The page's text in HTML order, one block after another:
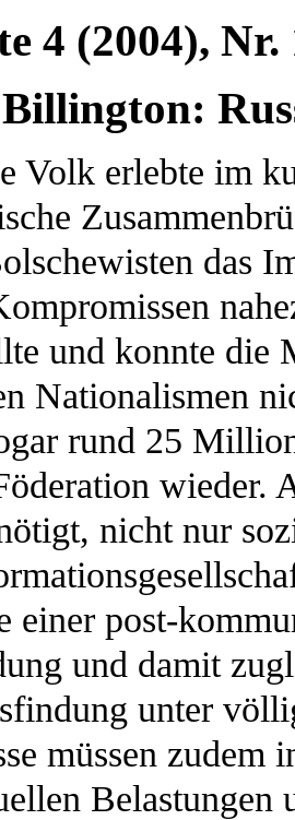
4 (2004), Nr.
Volk erlebte im
das
und konnte die
Nationalismen
rund 25
wieder.
nicht nur
einer post-
und damit
unter
müssen
Belastungen